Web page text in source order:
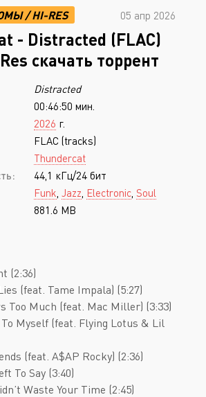
/HI-RES 05 апр 2026
- Distracted (FLAC)
скачать торрент
Distracted
00:46:50 мин.
2026 г.
FLAC (tracks)
Thundercat
44,1 кГц/24 бит
Funk Jazz Electronic Soul
881.6 MB
(2:36)
(feat. Tame Impala) (5:27)
Too Much (feat. Mac Miller) (3:33)
To Myself (feat. Flying Lotus & Lil
(feat. A$AP Rocky) (2:36)
To Say (3:40)
Waste Your Time (2:45)